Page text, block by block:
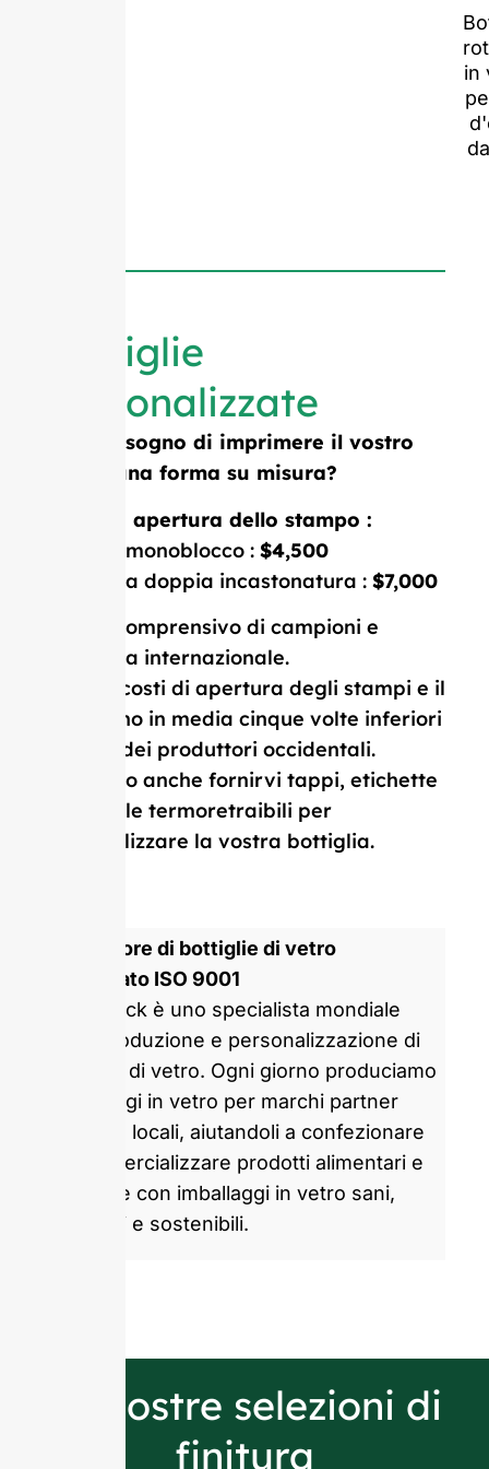
in
Bottiglie
personalizzate
Avete bisogno di imprimere il vostro
logo o una forma su misura?
Costo di apertura dello stampo :
Stampo monoblocco : $4,500
Stampo a doppia incastonatura : $7,000
Prezzo comprensivo di campioni e
consegna internazionale.
I nostri costi di apertura degli stampi e il
MOQ sono in media cinque volte inferiori
a quelli dei produttori occidentali.
Possiamo anche fornirvi tappi, etichette
e pellicole termoretraibili per
personalizzare la vostra bottiglia.
Produttore di bottiglie di vetro
certificato ISO 9001
GlassRock è uno specialista mondiale
nella produzione e personalizzazione di
bottiglie di vetro. Ogni giorno produciamo
imballaggi in vetro per marchi partner
globali e locali, aiutandoli a confezionare
e commercializzare prodotti alimentari e
bevande con imballaggi in vetro sani,
attraenti e sostenibili.
Le nostre selezioni di
finitura